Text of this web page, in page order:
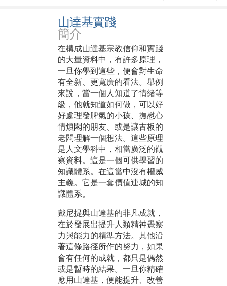
山達基實踐
簡介
在構成山達基宗教信仰和實踐
的大量資料中，有許多原理，
一旦你學到這些，便會對生命
有全新、更寬廣的看法。舉例
來說，當一個人知道了情緒等
級，他就知道如何做，可以好
好處理發脾氣的小孩、撫慰心
情煩悶的朋友、或是讓古板的
老闆理解一個想法。這些原理
是人文學科中，相當廣泛的觀
察資料。這是一個可供學習的
知識體系。在這當中沒有權威
主義。它是一套價值連城的知
識體系。
戴尼提與山達基的非凡成就，
在於發展出提升人類精神覺察
力與能力的精準方法。其他沿
著這條路徑所作的努力，如果
會有任何的成就，都只是偶然
或是暫時的結果。一旦你精確
應用山達基，便能提升、改善